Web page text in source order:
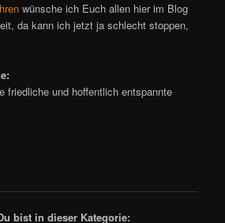
wünsche ich Euch allen hier im Blog
da kann ich jetzt ja schlecht stoppen,
friedliche und hoffentlich entspannte
bist in dieser Kategorie: